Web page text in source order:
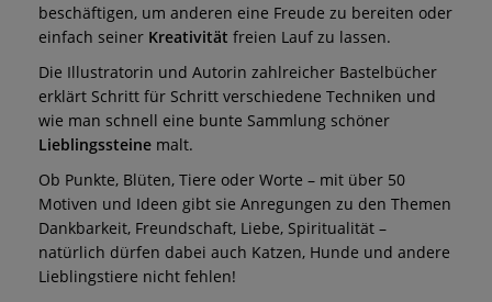
beschäftigen, um anderen eine Freude zu bereiten oder
einfach seiner Kreativität freien Lauf zu lassen.
Die Illustratorin und Autorin zahlreicher Bastelbücher
erklärt Schritt für Schritt verschiedene Techniken und
wie man schnell eine bunte Sammlung schöner
Lieblingssteine malt.
Ob Punkte, Blüten, Tiere oder Worte – mit über 50
Motiven und Ideen gibt sie Anregungen zu den Themen
Dankbarkeit, Freundschaft, Liebe, Spiritualität –
natürlich dürfen dabei auch Katzen, Hunde und andere
Lieblingstiere nicht fehlen!